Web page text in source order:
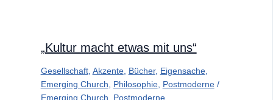
„Kultur macht etwas mit uns“
Gesellschaft, Akzente, Bücher, Eigensache,
Emerging Church
Philosophie, Postmoderne/
Emerging Church
Postmoderne